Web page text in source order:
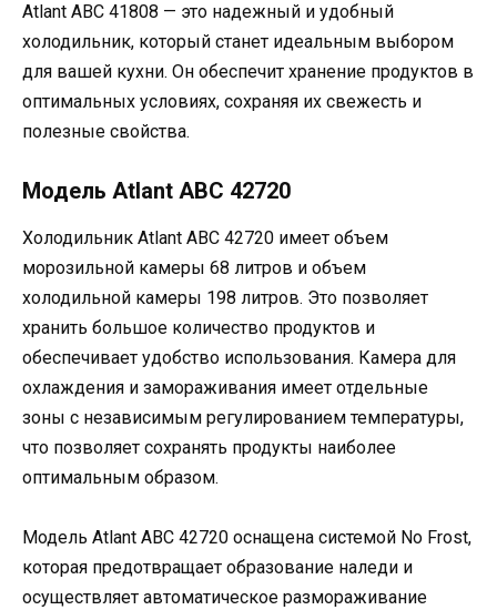
Аtlant ABC 41808 — это надежный и удобный
холодильник, который станет идеальным выбором
для вашей кухни. Он обеспечит хранение продуктов в
оптимальных условиях, сохраняя их свежесть и
полезные свойства.
Модель Аtlant ABC 42720
Холодильник Аtlant ABC 42720 имеет объем
морозильной камеры 68 литров и объем
холодильной камеры 198 литров. Это позволяет
хранить большое количество продуктов и
обеспечивает удобство использования. Камера для
охлаждения и замораживания имеет отдельные
зоны с независимым регулированием температуры,
что позволяет сохранять продукты наиболее
оптимальным образом.
Модель Аtlant ABC 42720 оснащена системой No Frost,
которая предотвращает образование наледи и
осуществляет автоматическое размораживание